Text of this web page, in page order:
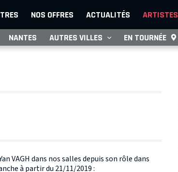
NOS OFFRES ACTUALITÉS ARTISTES
NANTES AUTRES VILLES EN TOURNÉE
VAGH dans nos salles depuis son rôle dans
à partir du 21/11/2019 :